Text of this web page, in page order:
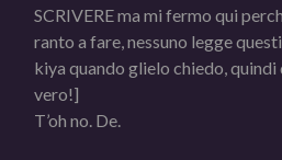
SCRIVERE ma mi fermo qui
ranto a fare, nessuno legge
kiya quando glielo chiedo, quindi
vero!]
T’oh no. De.